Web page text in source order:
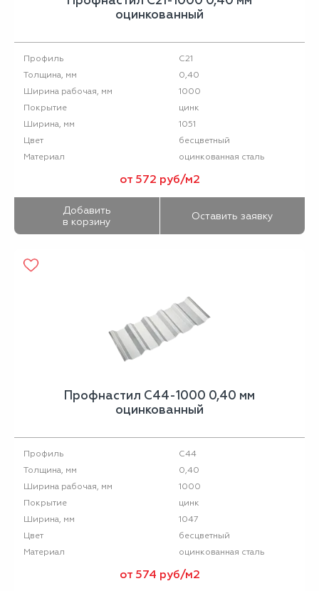
оцинкованный
Профиль
С21
Толщина, мм
0,40
Ширина рабочая, мм
1000
Покрытие
цинк
Ширина, мм
1051
Цвет
бесцветный
Материал
оцинкованная сталь
от 572 руб/м2
Добавить
в корзину
Оставить заявку
Профнастил С44-1000 0,40 мм
оцинкованный
Профиль
С44
Толщина, мм
0,40
Ширина рабочая, мм
1000
Покрытие
цинк
Ширина, мм
1047
Цвет
бесцветный
Материал
оцинкованная сталь
от 574 руб/м2